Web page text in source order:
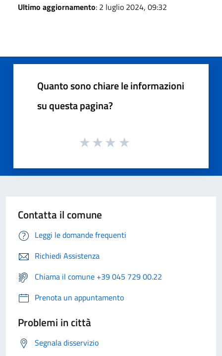
Ultimo aggiornamento: 2 luglio 2024, 09:32
Quanto sono chiare le informazioni
su questa pagina?
Contatta il comune
Leggi le domande frequenti
Richiedi Assistenza
Chiama il comune +39 045 729 00.22
Prenota un appuntamento
Problemi in città
Segnala disservizio